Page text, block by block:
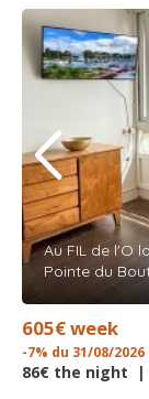
Au FIL de l'O
Pointe du
605€ week
-7% du 31/08/
86€ the night |